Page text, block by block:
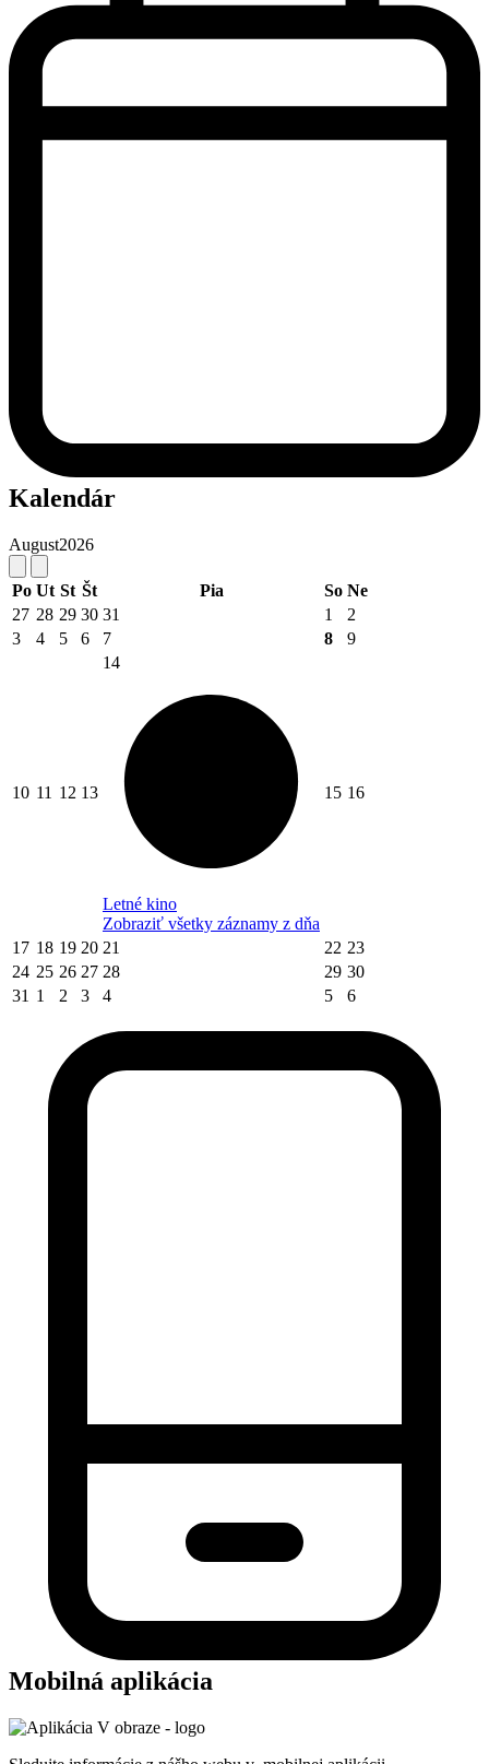
Kalendár
August2026
Po Ut St Št Pia So Ne
27 28 29 30 31 1
2
3
4 5 6 7 8 9
10 11 12 13
14
Letné kino
Zobraziť všetky záznamy z dňa
15 16
17 18 19 20 21 22 23
24 25 26 27 28 29 30
31 1 2 3 4 5 6
Mobilná aplikácia